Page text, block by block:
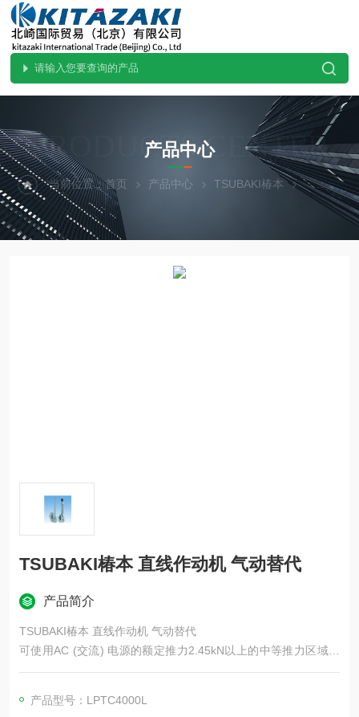
PRODUCTS CENTER
产品中心
当前位置：首页 产品中心 TSUBAKI椿本 直线作动
TSUBAKI椿本 直线作动机 气动替代
产品简介
TSUBAKI椿本 直线作动机 气动替代
可使用AC (交流) 电源的额定推力2.45kN以上的中等推力区域电
动气缸。具有负载保持能力的制动电机、实现低噪音的减速装
产品提供多种可选配置，适用于各种应用场景。标配可户外使用
产品型号：LPTC4000L